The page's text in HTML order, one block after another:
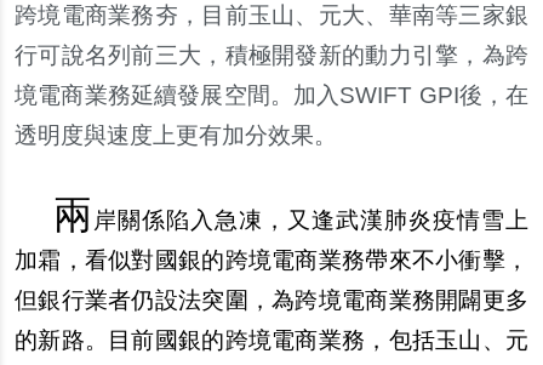
跨境電商業務夯，目前玉山、元大、華南等三家銀
行可說名列前三大，積極開發新的動力引擎，為跨
境電商業務延續發展空間。加入SWIFT GPI後，在
透明度與速度上更有加分效果。
兩 岸關係陷入急凍，又逢武漢肺炎疫情雪上
加霜，看似對國銀的跨境電商業務帶來不小衝擊，
但銀行業者仍設法突圍，為跨境電商業務開闢更多
的新路。目前國銀的跨境電商業務，包括玉山、元